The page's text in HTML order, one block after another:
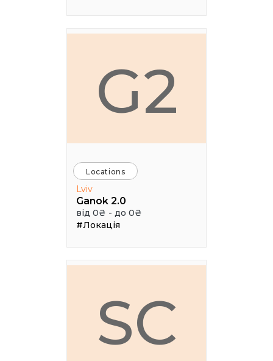
G2
Locations
Lviv
Ganok 2.0
від 0₴ - до 0₴
#Локація
SC